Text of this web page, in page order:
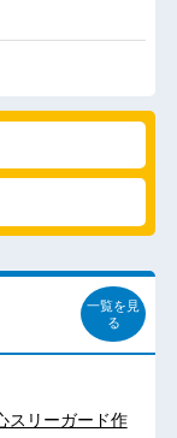
一覧を見
る
スリーガード作